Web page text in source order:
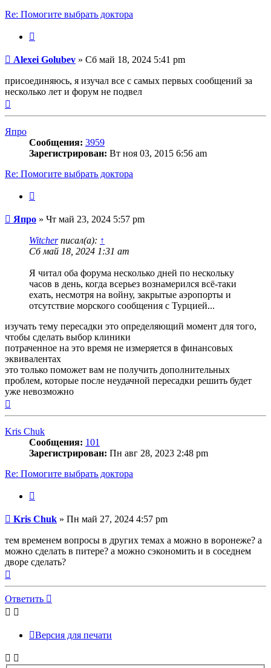
Re: Помогите выбрать доктора
Сообщение
Alexei Golubev » Сб май 18, 2024 5:41 pm
присоединяюсь, я изучал все с самых первых сообщений за
несколько лет и форум не подвел
Япро
Сообщения: 3959
Зарегистрирован: Вт ноя 03, 2015 6:56 am
Re: Помогите выбрать доктора
Сообщение
Япро » Чт май 23, 2024 5:57 pm
Witcherписал(а): ↑
Сб май 18, 2024 1:31 am
Я читал оба форума несколько дней по нескольку
часов в день, когда всерьез вознамерился всё-таки
ехать, несмотря на войну, закрытые аэропорты и
отсутствие морского сообщения с Турцией...
изучать тему пересадки это определяющий момент для того,
чтобы сделать выбор клиники
потраченное на это время не измеряется в финансовых
эквивалентах
это только поможет вам не получить дополнительных
проблем, которые после неудачной пересадки решить будет
уже невозможно
Kris Chuk
Сообщения: 101
Зарегистрирован: Пн авг 28, 2023 2:48 pm
Re: Помогите выбрать доктора
Сообщение
Kris Chuk » Пн май 27, 2024 4:57 pm
тем временем вопросы в других темах а можно в воронеже? а
можно сделать в питере? а можно сэкономить и в соседнем
дворе сделать?
началу
Ответить
Версия для печати